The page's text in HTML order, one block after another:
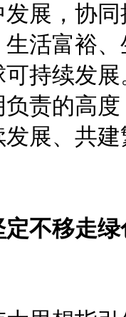
发展，协
生活富裕
可持续发
负责的高
发展、共
定不移走